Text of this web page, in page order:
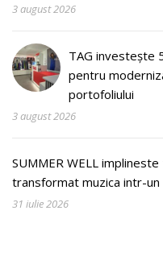
3 august 2026
TAG investește
pentru
portofoliului
3 august 2026
SUMMER WELL
transformat muzica intr-
31 iulie 2026